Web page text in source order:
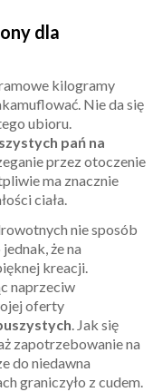
dla
kilogramy
Nie da się
ubioru.
pań na
przez otoczenie
ma znacznie
ciała.
nie sposób
że na
kreacji.
naprzeciw
oferty
. Jak się
zapotrzebowanie na
do niedawna
graniczyło z cudem.